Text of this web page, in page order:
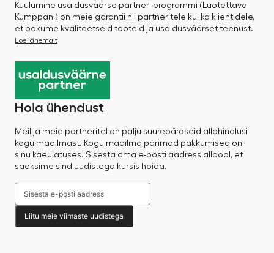
Kuulumine usaldusväärse partneri programmi (Luotettava
Kumppani) on meie garantii nii partneritele kui ka klientidele,
et pakume kvaliteetseid tooteid ja usaldusväärset teenust.
Loe lähemalt
Hoia ühendust
Meil ja meie partneritel on palju suurepäraseid allahindlusi
kogu maailmast. Kogu maailma parimad pakkumised on
sinu käeulatuses. Sisesta oma e-posti aadress allpool, et
saaksime sind uudistega kursis hoida.
Liitu meie viimaste uudistega